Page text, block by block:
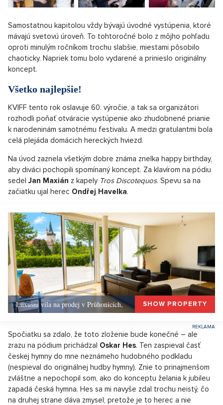
Samostatnou kapitolou vždy bývajú úvodné vystúpenia, ktoré
mávajú svetovú úroveň. To tohtoročné bolo z môjho pohľadu
oproti minulým ročníkom trochu slabšie, miestami pôsobilo
chaoticky. Napriek tomu bolo vydarené a prinieslo originálny
koncept.
Všetko najlepšie!
KVIFF tento rok oslavuje 60. výročie, a tak sa organizátori
rozhodli poňať otváracie vystúpenie ako zhudobnené prianie
k narodeninám samotnému festivalu. A medzi gratulantmi bola
celá plejáda domácich hereckých hviezd.
Na úvod zaznela všetkým dobre známa znelka happy birthday,
aby diváci pochopili spomínaný koncept. Za klavírom na pódiu
sedel Jan Maxián z kapely Tros Discotequos. Spevu sa na
začiatku ujal herec Ondřej Havelka.
Luxusní vila na prodej v Průhonicích, SHOW PROPERTY
Spočiatku sa zdalo, že toto zloženie bude konečné – ale
zrazu na pódium prichádzal Oskar Hes. Ten zaspieval časť
českej hymny do mne neznámeho hudobného podkladu
(nespieval do originálnej hudby hymny). Znie to prinajmenšom
zvláštne a nepochopil som, ako do konceptu želania k jubileu
zapadá česká hymna. Hes sa mi navyše zdal trochu neistý, čo
na druhej strane dáva zmysel, pretože je to herec a nie